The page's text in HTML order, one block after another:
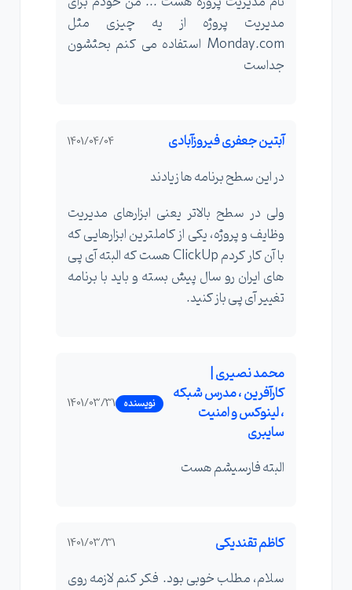
مدیریت پروژه از یه چیزی مثل
Monday.com استفاده می کنم بحثشون
جداست
آبتین جعفری فیروزآبادی 1401/04/04
در این سطح برنامه ها زیادند
ولی در سطح بالاتر یعنی ابزارهای مدیریت
وظایف و پروژه، یکی از کاملترین ابزارهایی که
با آن کار کردم ClickUp هست که البته آی پی
های ایران رو سال پیش بسته و باید با برنامه
تغییر آی پی باز کنید.
محمد نصیری |
کارآفرین ، مدرس شبکه
، لینوکس و امنیت
سایبری
نویسنده 1401/03/31
البته فارسیشم هست
کاظم تقندیکی 1401/03/31
سلام، مطلب خوبی بود. فکر کنم لازمه روی